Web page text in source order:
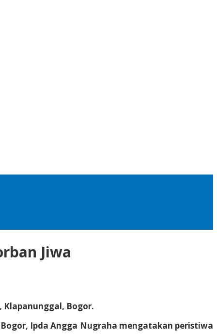
Jiwa
Klapanunggal, Bogor.
Ipda Angga Nugraha mengatakan peristiwa